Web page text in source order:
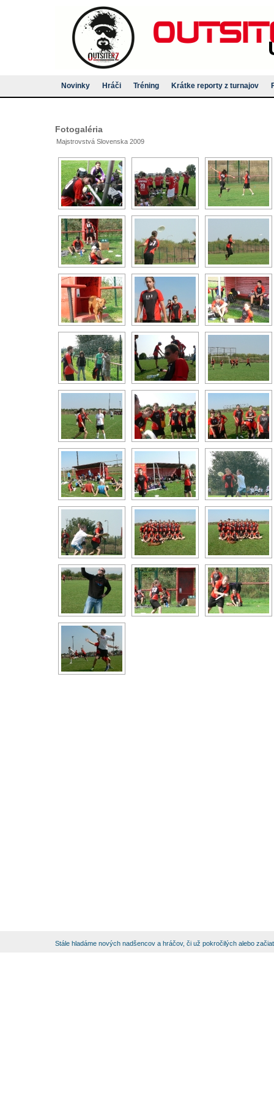
Novinky Hráči Tréning Krátke reporty z turnajov
Fotogaléria
Majstrovstvá Slovenska 2009
Stále hladáme nových nadšencov a hráčov, či už pokročilých alebo